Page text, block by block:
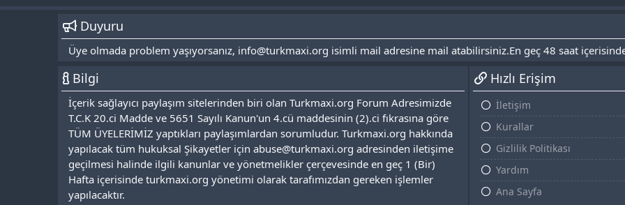
Duyuru
Üye olmada problem yaşıyorsanız, info@turkmaxi.org isimli mail adresine mail atabilirsiniz.En geç 48 saat
Bilgi
İçerik sağlayıcı paylaşım sitelerinden biri olan Turkmaxi.org Forum Adresimizde
T.C.K 20.ci Madde ve 5651 Sayılı Kanun'un 4.cü maddesinin (2).ci fıkrasına göre
TÜM ÜYELERİMİZ yaptıkları paylaşımlardan sorumludur. Turkmaxi.org hakkında
yapılacak tüm hukuksal Şikayetler için abuse@turkmaxi.org adresinden iletişime
geçilmesi halinde ilgili kanunlar ve yönetmelikler çerçevesinde en geç 1 (Bir)
Hafta içerisinde turkmaxi.org yönetimi olarak tarafımızdan gereken işlemler
yapılacaktır.
Hızlı Erişim
İletişim
Kurallar
Gizlilik Politikası
Yardım
Ana Sayfa